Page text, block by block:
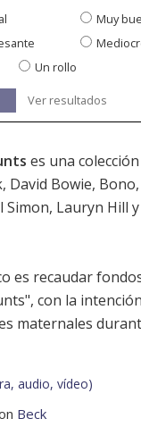
Muy
Un rollo
Ver resultados
es una
David Bowie,
Simon, Lauryn Hill
es recaudar
con la
maternales
audio, vídeo)
Beck